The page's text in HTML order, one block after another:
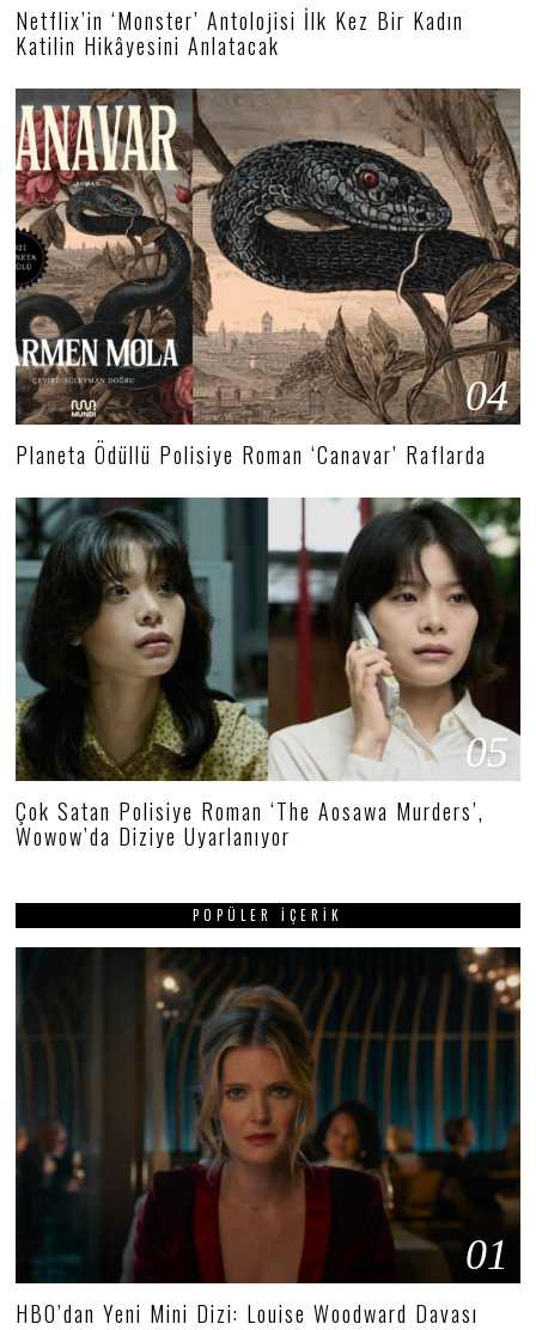
Netflix’in ‘Monster’ Antolojisi İlk Kez Bir Kadın
Katilin Hikâyesini Anlatacak
04
Planeta Ödüllü Polisiye Roman ‘Canavar’ Raflarda
05
Çok Satan Polisiye Roman ‘The Aosawa Murders’,
Wowow’da Diziye Uyarlanıyor
POPÜLER İÇERIK
01
HBO’dan Yeni Mini Dizi: Louise Woodward Davası